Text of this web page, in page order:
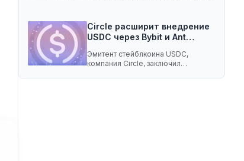
Circle расширит внедрение
USDC через Bybit и Ant…
Эмитент стейблкоина USDC,
компания Circle, заключил